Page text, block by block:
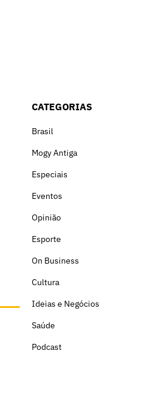
CATEGORIAS
Brasil
Mogy Antiga
Especiais
Eventos
Opinião
Esporte
On Business
Cultura
Ideias e Negócios
Saúde
Podcast